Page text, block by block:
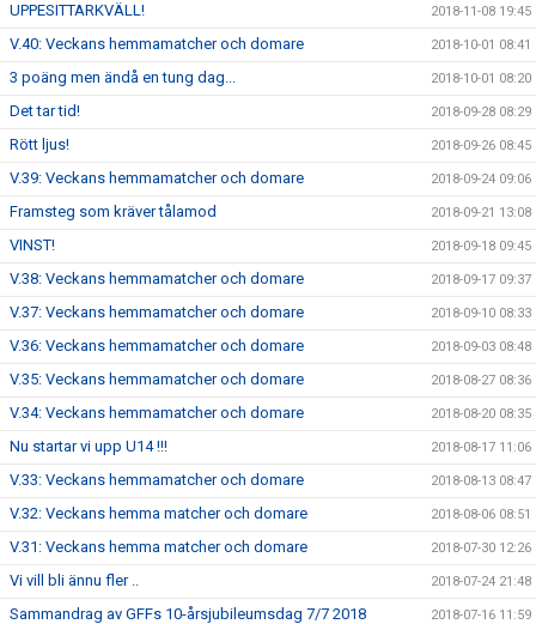
UPPESITTARKVÄLL! 2018-11-08 19:45
V.40: Veckans hemmamatcher och domare 2018-10-01 08:41
3 poäng men ändå en tung dag... 2018-10-01 08:20
Det tar tid! 2018-09-28 08:29
Rött ljus! 2018-09-26 08:45
V.39: Veckans hemmamatcher och domare 2018-09-24 09:06
Framsteg som kräver tålamod 2018-09-21 13:08
VINST! 2018-09-18 09:45
V.38: Veckans hemmamatcher och domare 2018-09-17 09:37
V.37: Veckans hemmamatcher och domare 2018-09-10 08:33
V.36: Veckans hemmamatcher och domare 2018-09-03 08:48
V.35: Veckans hemmamatcher och domare 2018-08-27 08:36
V.34: Veckans hemmamatcher och domare 2018-08-20 08:35
Nu startar vi upp U14 !!! 2018-08-17 11:06
V.33: Veckans hemmamatcher och domare 2018-08-13 08:47
V.32: Veckans hemma matcher och domare 2018-08-06 08:51
V.31: Veckans hemma matcher och domare 2018-07-30 12:26
Vi vill bli ännu fler .. 2018-07-24 21:48
Sammandrag av GFFs 10-årsjubileumsdag 7/7 2018 2018-07-16 11:59